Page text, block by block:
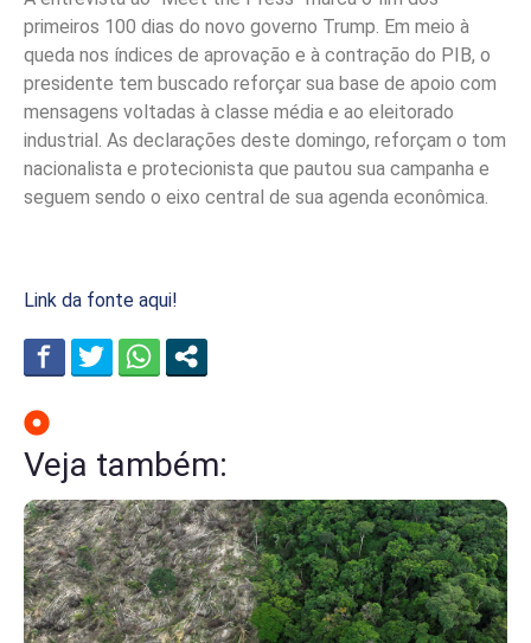
primeiros 100 dias do novo governo Trump. Em meio à
queda nos índices de aprovação e à contração do PIB, o
presidente tem buscado reforçar sua base de apoio com
mensagens voltadas à classe média e ao eleitorado
industrial. As declarações deste domingo, reforçam o tom
nacionalista e protecionista que pautou sua campanha e
seguem sendo o eixo central de sua agenda econômica.
Link da fonte aqui!
Veja também: